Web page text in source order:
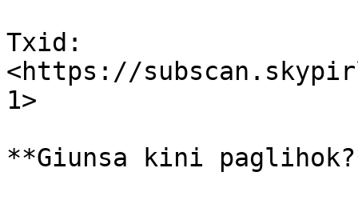
Txid:
<https://
1>​
**Giunsa kini